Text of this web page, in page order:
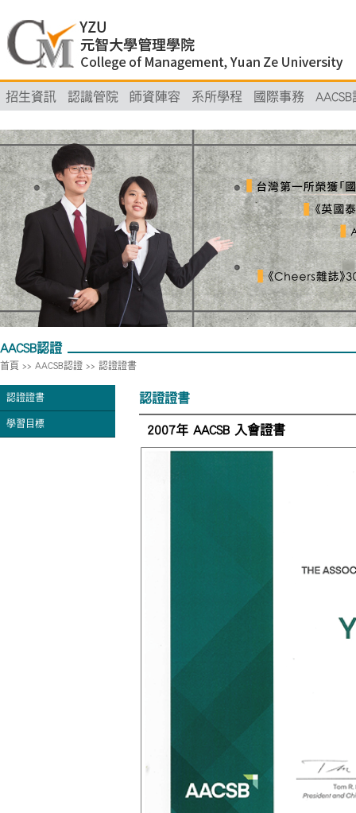
招生資訊 認識管院 師資陣容 系所學程 國際事務
AACSB認證
首頁 >> AACSB認證 >> 認證證書
認證證書
學習目標
認證證書
2007年 AACSB 入會證書